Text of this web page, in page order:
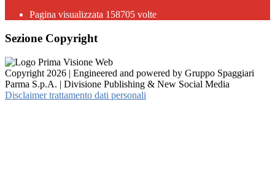
Pagina visualizzata 158705 volte
Sezione Copyright
Copyright 2026 | Engineered and powered by Gruppo Spaggiari
Parma S.p.A. | Divisione Publishing & New Social Media
Disclaimer trattamento dati personali